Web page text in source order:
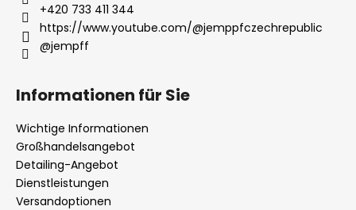
+420 733 411 344
https://www.youtube.com/@jemppfczechrepublic
@jempff
Informationen für Sie
Wichtige Informationen
Großhandelsangebot
Detailing-Angebot
Dienstleistungen
Versandoptionen